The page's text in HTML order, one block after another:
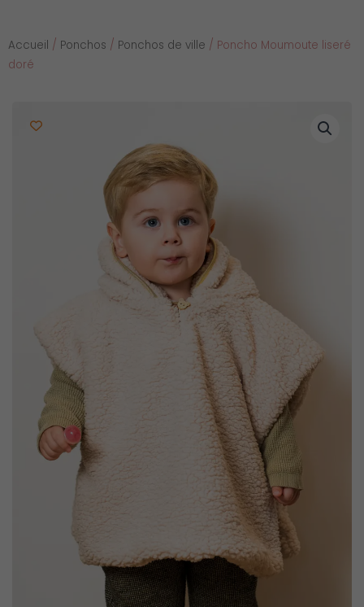
Accueil / Ponchos / Ponchos de ville / Poncho Moumoute liseré
doré